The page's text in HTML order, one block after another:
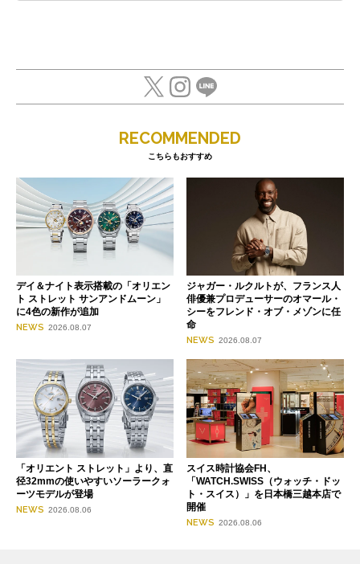
RECOMMENDED
こちらもおすすめ
デイ＆ナイト表示搭載の「オリエン
ト ストレット サンアンドムーン」
に4色の新作が追加
NEWS 2026.08.07
ジャガー・ルクルトが、フランス人
俳優兼プロデューサーのオマール・
シーをフレンド・オブ・メゾンに任
命
NEWS 2026.08.07
「オリエント ストレット」より、直
径32mmの使いやすいソーラークォ
ーツモデルが登場
NEWS 2026.08.06
スイス時計協会FH、
「WATCH.SWISS（ウォッチ・ドッ
ト・スイス）」を日本橋三越本店で
開催
NEWS 2026.08.06